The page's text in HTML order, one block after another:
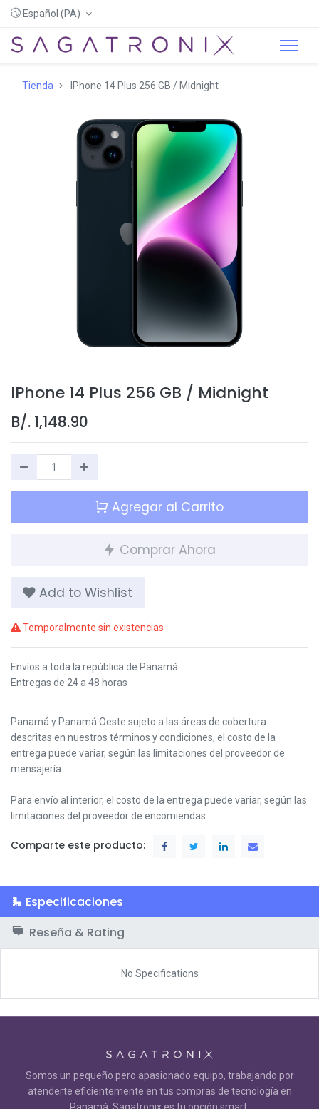
Español (PA)
Tienda IPhone 14 Plus 256 GB / Midnight
IPhone 14 Plus 256 GB / Midnight
B/. 1,148.90
Agregar al Carrito
Comprar Ahora
Add to Wishlist
Temporalmente sin existencias
Envíos a toda la república de Panamá
Entregas de 24 a 48 horas
Panamá y Panamá Oeste sujeto a las áreas de cobertura
descritas en nuestros términos y condiciones, el costo de la
entrega puede variar, según las limitaciones del proveedor de
mensajería.
Para envío al interior, el costo de la entrega puede variar, según las
limitaciones del proveedor de encomiendas.
Comparte este producto:
Especificaciones
Reseña & Rating
No Specifications
Somos un pequeño pero apasionado equipo, trabajando por
atenderte eficientemente en tus compras de tecnología en